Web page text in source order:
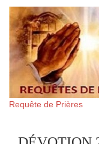
Requête de Prières